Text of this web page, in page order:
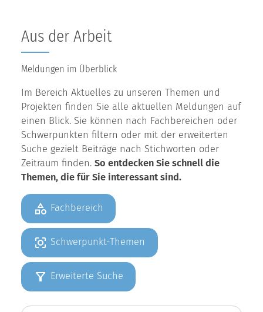
Aus der Arbeit
Meldungen im Überblick
Im Bereich Aktuelles zu unseren Themen und
Projekten finden Sie alle aktuellen Meldungen auf
einen Blick. Sie können nach Fachbereichen oder
Schwerpunkten filtern oder mit der erweiterten
Suche gezielt Beiträge nach Stichworten oder
Zeitraum finden. So entdecken Sie schnell die
Themen, die für Sie interessant sind.
Fachbereich
Schwerpunkt-Themen
Erweiterte Suche